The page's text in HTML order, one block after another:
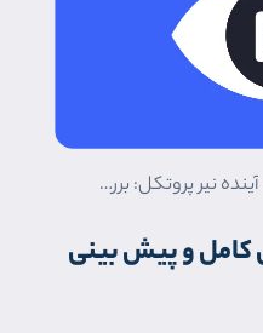
آینده نیر پروتکل: بررسی کامل و پیش بینی آینده near تا 2030
کامل و پیش بینی